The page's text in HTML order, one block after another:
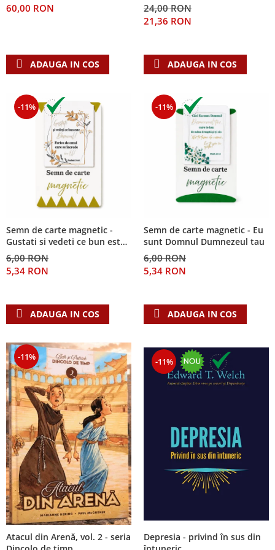
Teologie
Dogmatica
Misiune
Viata crestina
Contemporaneitate
Devotional
Lupta Spirituala
Schimbarea caracterului
Suferinta
Viata din belsug
Viata de zi cu zi
Despre afaceri
Leadership
Mediu
Sanatate / nutritie
60,00 RON
ADAUGA IN COS
24,00 RON
21,36 RON
ADAUGA IN COS
-11%
Semn de carte magnetic -
Gustati si vedeti ce bun este
Domnul!
6,00 RON
5,34 RON
ADAUGA IN COS
-11%
Semn de carte magnetic - Eu
sunt Domnul Dumnezeul tau
6,00 RON
5,34 RON
ADAUGA IN COS
-11%
Atacul din Arenă, vol. 2 - seria
-11%
Depresia - privind în sus din